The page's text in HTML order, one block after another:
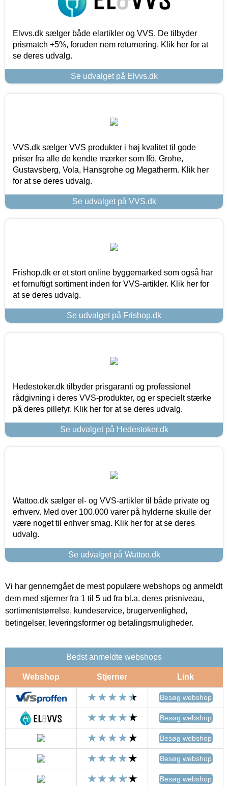
Elvvs.dk sælger både elartikler og VVS. De tilbyder
prismatch +5%, foruden nem returnering. Klik her for at
se deres udvalg.
Se udvalget på Elvvs.dk
VVS.dk sælger VVS produkter i høj kvalitet til gode
priser fra alle de kendte mærker som Ifö, Grohe,
Gustavsberg, Vola, Hansgrohe og Megatherm. Klik her
for at se deres udvalg.
Se udvalget på VVS.dk
Frishop.dk er et stort online byggemarked som også har
et fornuftigt sortiment inden for VVS-artikler. Klik her for
at se deres udvalg.
Se udvalget på Frishop.dk
Hedestoker.dk tilbyder prisgaranti og professionel
rådgivning i deres VVS-produkter, og er specielt stærke
på deres pillefyr. Klik her for at se deres udvalg.
Se udvalget på Hedestoker.dk
Wattoo.dk sælger el- og VVS-artikler til både private og
erhverv. Med over 100.000 varer på hylderne skulle der
være noget til enhver smag. Klik her for at se deres
udvalg.
Se udvalget på Wattoo.dk
Vi har gennemgået de mest populære webshops og anmeldt
dem med stjerner fra 1 til 5 ud fra bl.a. deres prisniveau,
sortimentstørrelse, kundeservice, brugervenlighed,
betingelser, leveringsformer og betalingsmuligheder.
Bedst anmeldte webshops
Webshop Stjerner Link
Besøg webshop
Besøg webshop
Besøg webshop
Besøg webshop
Besøg webshop